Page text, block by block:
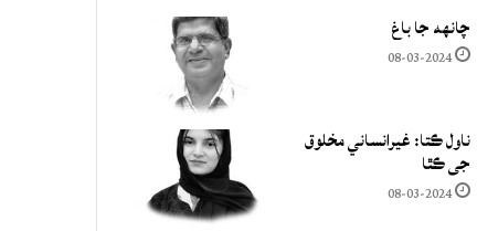
چانهه جا باغ
08-03-2024
ناول ڪتا: غيرانساني مخلوق
جي ڪٿا
08-03-2024